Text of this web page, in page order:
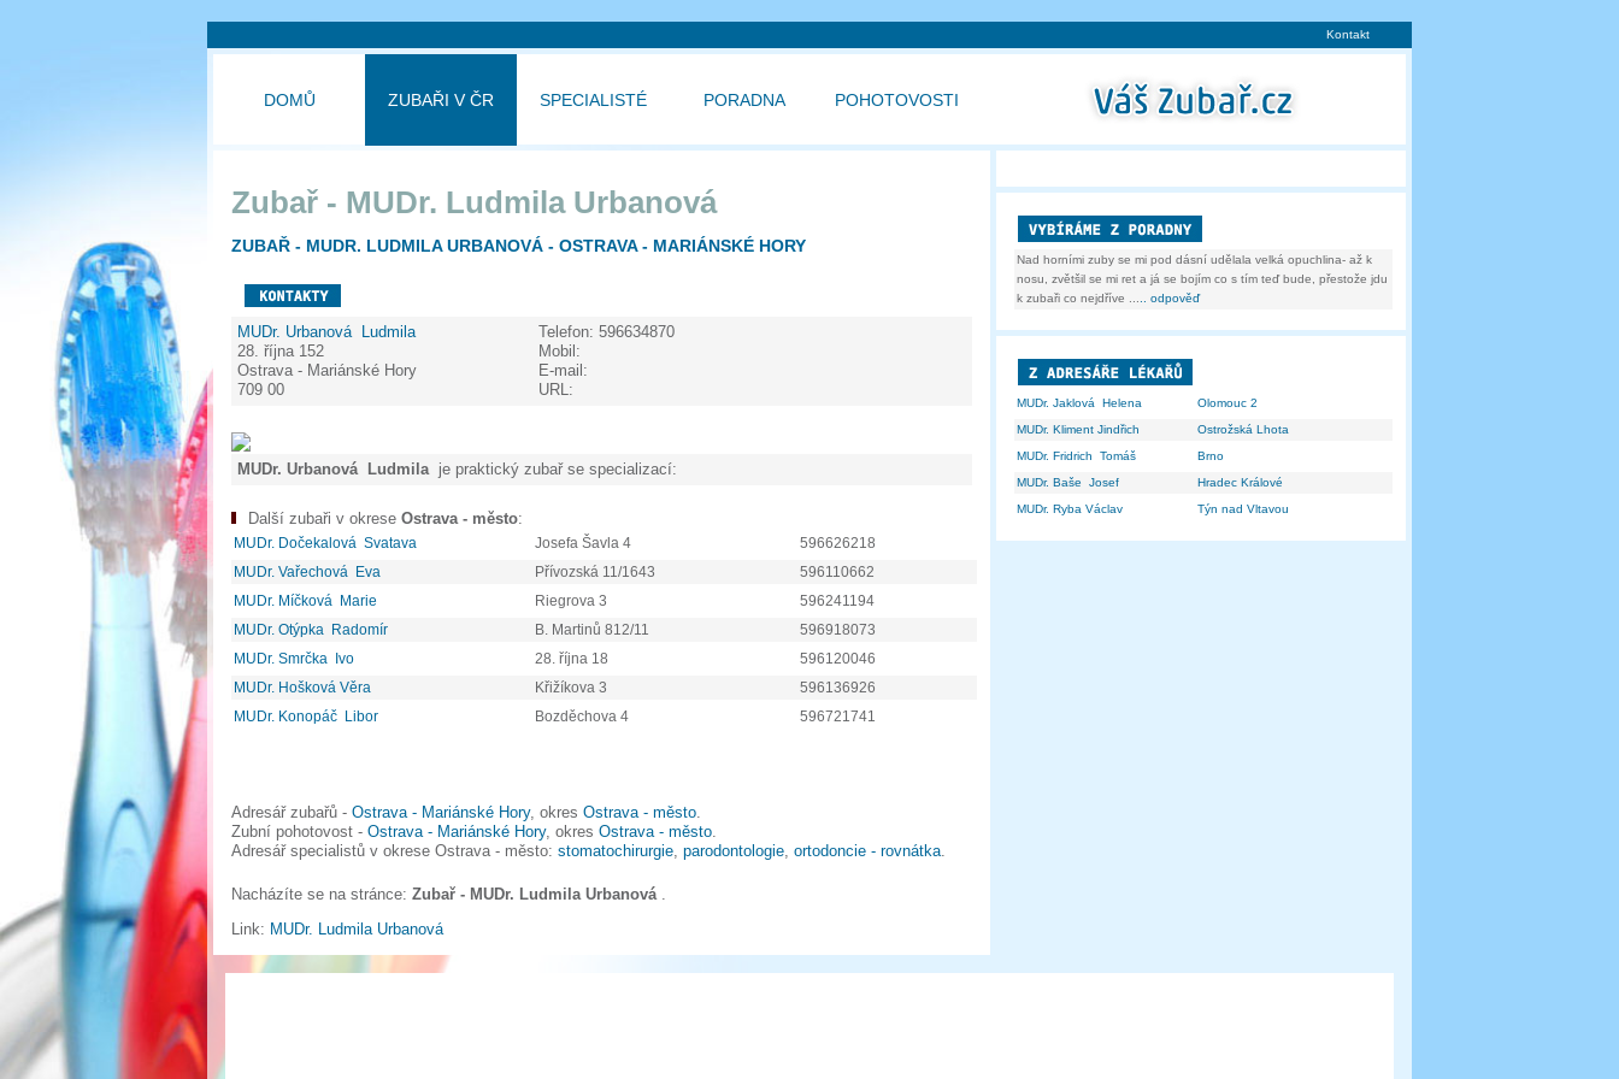
Kontakt
DOMŮ ZUBAŘI V ČR SPECIALISTÉ PORADNA POHOTOVOSTI
Zubař - MUDr. Ludmila Urbanová
ZUBAŘ - MUDR. LUDMILA URBANOVÁ - OSTRAVA - MARIÁNSKÉ HORY
MUDr. Urbanová Ludmila
28. října 152
Ostrava - Mariánské Hory
709 00
Telefon:
Mobil:
E-mail:
URL:
596634870
MUDr. Urbanová Ludmila je praktický zubař se specializací:
Další zubaři v okrese Ostrava - město:
MUDr. Dočekalová Svatava Josefa Šavla 4
596626218
MUDr. Vařechová Eva
Přívozská 11/1643
596110662
MUDr. Míčková Marie
Riegrova 3
596241194
MUDr. Otýpka Radomír
B. Martinů 812/11
596918073
MUDr. Smrčka Ivo
28. října 18
596120046
MUDr. Hošková Věra
Křižíkova 3
596136926
MUDr. Konopáč Libor
Bozděchova 4 596721741
Adresář zubařů - Ostrava - Mariánské Hory, okres Ostrava - město.
Zubní pohotovost - Ostrava - Mariánské Hory, okres Ostrava - město.
Adresář specialistů v okrese Ostrava - město: stomatochirurgie, parodontologie, ortodoncie - rovnátka.
Nacházíte se na stránce: Zubař - MUDr. Ludmila Urbanová .
Link: MUDr. Ludmila Urbanová
Nad horními zuby se mi pod dásní udělala velká opuchlina- až k
nosu, zvětšil se mi ret a já se bojím co s tím teď bude, přestože jdu
k zubaři co nejdříve ...
.. odpověď
MUDr. Jaklová Helena
Olomouc 2
MUDr. Kliment Jindřich
Ostrožská Lhota
MUDr. Fridrich Tomáš
Brno
MUDr. Baše Josef
Hradec Králové
MUDr. Ryba Václav
Týn nad Vltavou